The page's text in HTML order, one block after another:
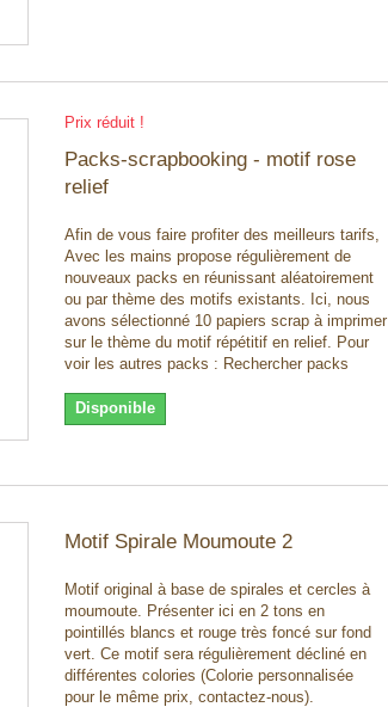
Prix réduit !
Packs-scrapbooking - motif rose
relief
Afin de vous faire profiter des meilleurs tarifs,
Avec les mains propose régulièrement de
nouveaux packs en réunissant aléatoirement
ou par thème des motifs existants. Ici, nous
avons sélectionné 10 papiers scrap à imprimer
sur le thème du motif répétitif en relief. Pour
voir les autres packs : Rechercher packs
Disponible
Motif Spirale Moumoute 2
Motif original à base de spirales et cercles à
moumoute. Présenter ici en 2 tons en
pointillés blancs et rouge très foncé sur fond
vert. Ce motif sera régulièrement décliné en
différentes colories (Colorie personnalisée
pour le même prix, contactez-nous).